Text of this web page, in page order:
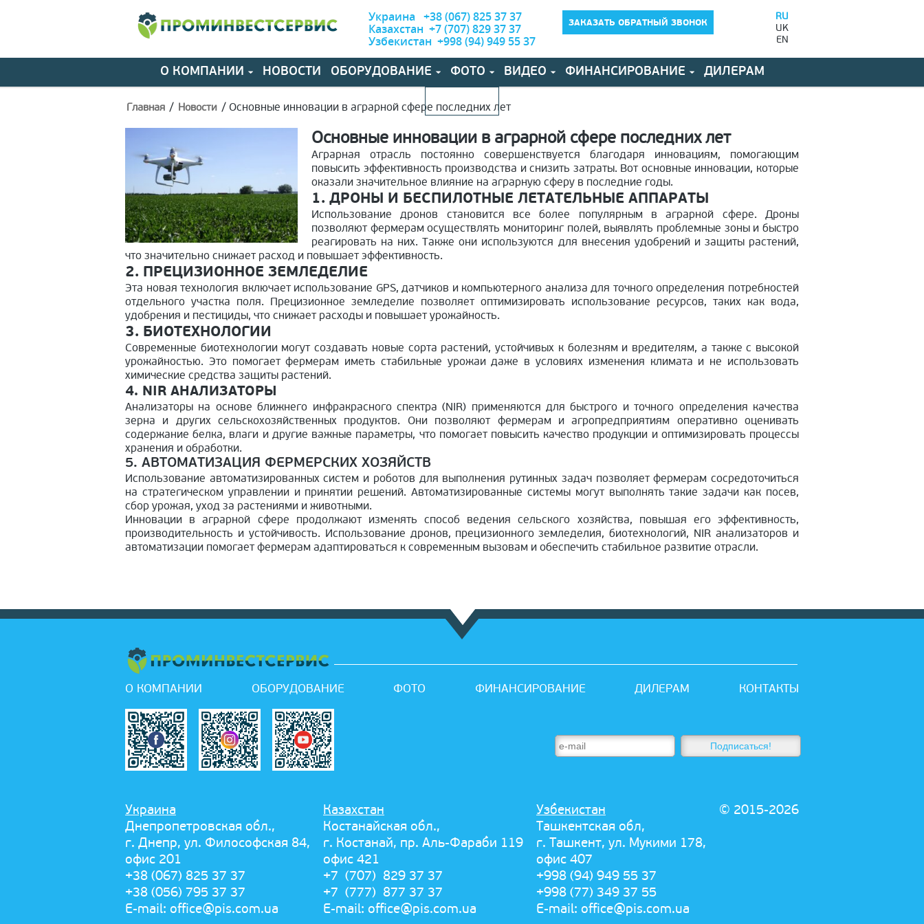
Украина +38 (067) 825 37 37
Казахстан +7 (707) 829 37 37
Узбекистан +998 (94) 949 55 37
ЗАКАЗАТЬ ОБРАТНЫЙ ЗВОНОК
RU
UK
EN
О КОМПАНИИ НОВОСТИ ОБОРУДОВАНИЕ ФОТО ВИДЕО ФИНАНСИРОВАНИЕ ДИЛЕРАМ
Главная / Новости / Основные инновации в аграрной сфере последних лет
Основные инновации в аграрной сфере последних лет
Аграрная отрасль постоянно совершенствуется благодаря инновациям, помогающим
повысить эффективность производства и снизить затраты. Вот основные инновации, которые
оказали значительное влияние на аграрную сферу в последние годы.
1. ДРОНЫ И БЕСПИЛОТНЫЕ ЛЕТАТЕЛЬНЫЕ АППАРАТЫ
Использование дронов становится все более популярным в аграрной сфере. Дроны
позволяют фермерам осуществлять мониторинг полей, выявлять проблемные зоны и быстро
реагировать на них. Также они используются для внесения удобрений и защиты растений,
что значительно снижает расход и повышает эффективность.
2. ПРЕЦИЗИОННОЕ ЗЕМЛЕДЕЛИЕ
Эта новая технология включает использование GPS, датчиков и компьютерного анализа для точного определения потребностей
отдельного участка поля. Прецизионное земледелие позволяет оптимизировать использование ресурсов, таких как вода,
удобрения и пестициды, что снижает расходы и повышает урожайность.
3. БИОТЕХНОЛОГИИ
Современные биотехнологии могут создавать новые сорта растений, устойчивых к болезням и вредителям, а также с высокой
урожайностью. Это помогает фермерам иметь стабильные урожаи даже в условиях изменения климата и не использовать
химические средства защиты растений.
4. NIR АНАЛИЗАТОРЫ
Анализаторы на основе ближнего инфракрасного спектра (NIR) применяются для быстрого и точного определения качества
зерна и других сельскохозяйственных продуктов. Они позволяют фермерам и агропредприятиям оперативно оценивать
содержание белка, влаги и другие важные параметры, что помогает повысить качество продукции и оптимизировать процессы
хранения и обработки.
5. АВТОМАТИЗАЦИЯ ФЕРМЕРСКИХ ХОЗЯЙСТВ
Использование автоматизированных систем и роботов для выполнения рутинных задач позволяет фермерам сосредоточиться
на стратегическом управлении и принятии решений. Автоматизированные системы могут выполнять такие задачи как посев,
сбор урожая, уход за растениями и животными.
Инновации в аграрной сфере продолжают изменять способ ведения сельского хозяйства, повышая его эффективность,
производительность и устойчивость. Использование дронов, прецизионного земледелия, биотехнологий, NIR анализаторов и
автоматизации помогает фермерам адаптироваться к современным вызовам и обеспечить стабильное развитие отрасли.
О КОМПАНИИ ОБОРУДОВАНИЕ ФОТО ФИНАНСИРОВАНИЕ ДИЛЕРАМ КОНТАКТЫ
Украина
Днепропетровская обл.,
г. Днепр, ул. Философская 84,
офис 201
+38 (067) 825 37 37
+38 (056) 795 37 37
E-mail: office@pis.com.ua
Казахстан
Костанайская обл.,
г. Костанай, пр. Аль-Фараби 119
офис 421
+7 (707) 829 37 37
+7 (777) 877 37 37
E-mail: office@pis.com.ua
Узбекистан
Ташкентская обл,
г. Ташкент, ул. Мукими 178,
офис 407
+998 (94) 949 55 37
+998 (77) 349 37 55
E-mail: office@pis.com.ua
© 2015-2026